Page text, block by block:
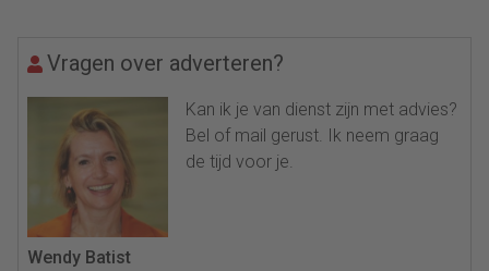
Vragen over adverteren?
Kan ik je van dienst zijn met advies?
Bel of mail gerust. Ik neem graag
de tijd voor je.
Wendy Batist